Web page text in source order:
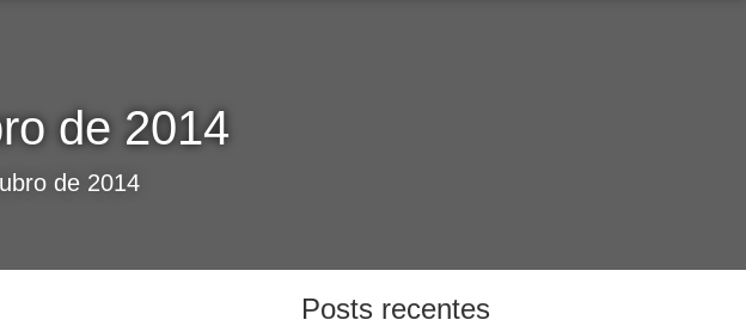
de 2014
de 2014
Posts recentes